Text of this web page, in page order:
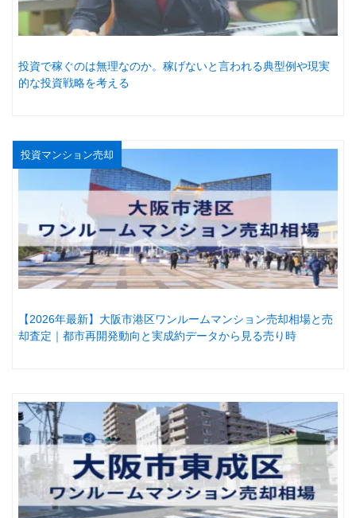
投資で稼ぐのは無理なのか。稼げないと言われる典型例や現実
的な投資戦略を考える
投資マンション売却
【2026年最新】大阪市港区ワンルームマンション売却相場と売
却査定｜都市再開発動向と実成約データから見る売り時